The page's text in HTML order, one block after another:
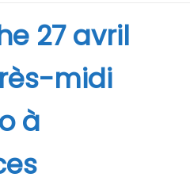
27 avril
midi
à